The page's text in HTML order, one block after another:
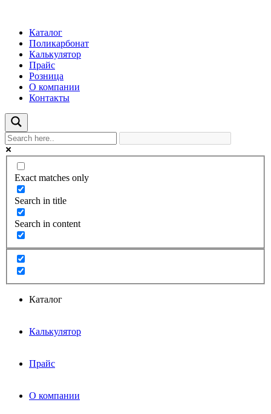
Каталог
Поликарбонат
Калькулятор
Прайс
Розница
О компании
Контакты
Exact matches only
Search in title
Search in content
Каталог
Калькулятор
Прайс
О компании